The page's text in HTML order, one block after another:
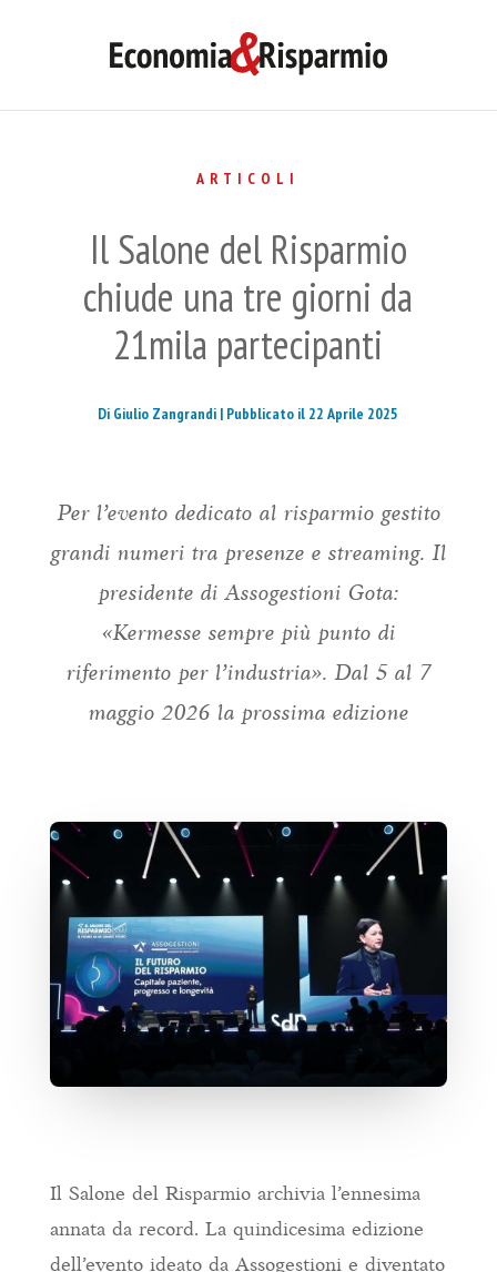
ARTICOLI
Il Salone del Risparmio
chiude una tre giorni da
21mila partecipanti
Di Giulio Zangrandi | Pubblicato il 22 Aprile 2025
Per l’evento dedicato al risparmio gestito
grandi numeri tra presenze e streaming. Il
presidente di Assogestioni Gota:
«Kermesse sempre più punto di
riferimento per l’industria». Dal 5 al 7
maggio 2026 la prossima edizione
Il Salone del Risparmio archivia l’ennesima
annata da record. La quindicesima edizione
dell’evento ideato da Assogestioni e diventato